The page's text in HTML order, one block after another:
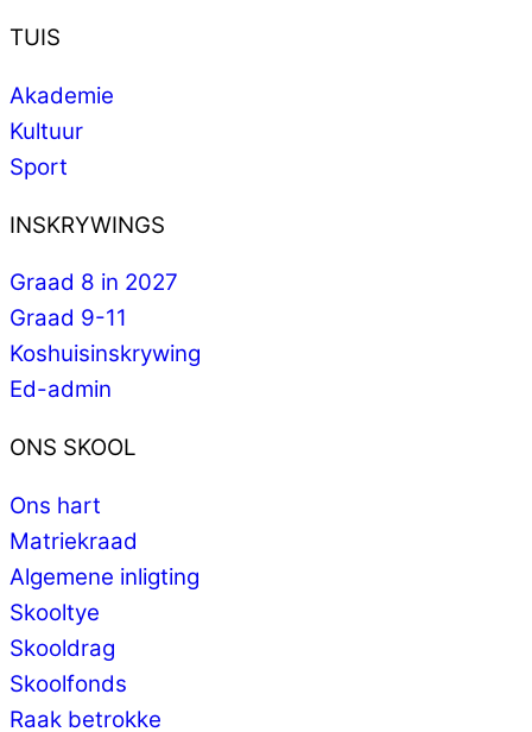
TUIS
Akademie
Kultuur
Sport
INSKRYWINGS
Graad 8 in 2027
Graad 9-11
Koshuisinskrywing
Ed-admin
ONS SKOOL
Ons hart
Matriekraad
Algemene inligting
Skooltye
Skooldrag
Skoolfonds
Raak betrokke